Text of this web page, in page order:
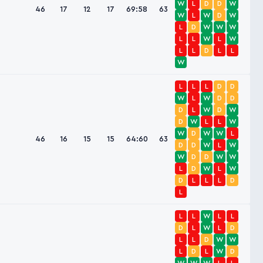
46 17 12 17 69:58 63
W
L D D
W
W
L W D
W
L
D W W
W
L
L W L
W
L
L D L
L
W
46 16 15 15 64:60 63
L L L D
D
W
L W D
D
D
L W D
W
D
W L L
W
W
D W W
L
D
D W L
W
W
D D W
W
L
D W L
W
D
L L L
D
L
L L W L
L
D
L W L
D
L
L D W
W
L
D L W
D